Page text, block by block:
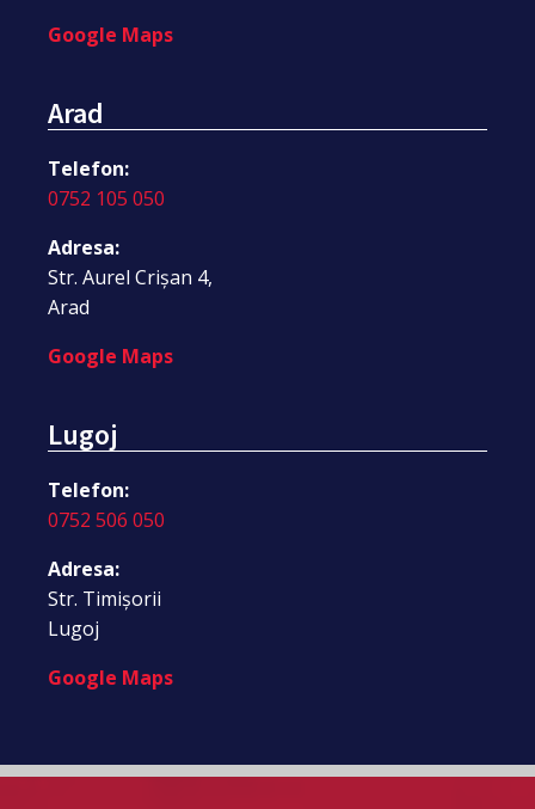
Google Maps
Arad
Telefon:
0752 105 050
Adresa:
Str. Aurel Crișan 4,
Arad
Google Maps
Lugoj
Telefon:
0752 506 050
Adresa:
Str. Timișorii
Lugoj
Google Maps